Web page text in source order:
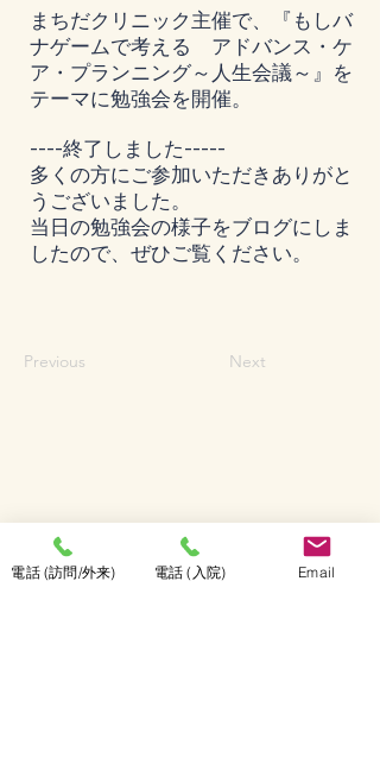
まちだクリニック主催で、『もしバ
ナゲームで考える アドバンス・ケ
ア・プランニング～人生会議～』を
テーマに勉強会を開催。
----終了しました-----
多くの方にご参加いただきありがと
うございました。
当日の勉強会の様子をブログにしま
したので、ぜひご覧ください。
Previous Next
電話 (訪問/外来) 電話 (入院) Email